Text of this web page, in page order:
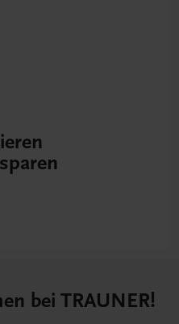
bei TRAUNER!